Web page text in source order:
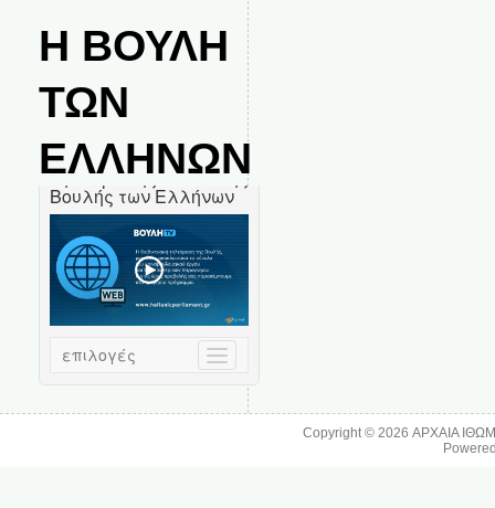
Η ΒΟΥΛΗ
ΤΩΝ
ΕΛΛΗΝΩΝ
Copyright © 2026ΑΡΧΑΙΑ